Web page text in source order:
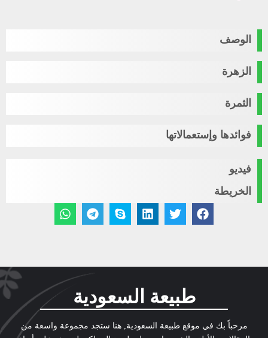
الوصف
الزهرة
الثمرة
فوائدها وإستعمالاتها
فيديو
الخريطة
طبيعة السعودية
مرحباً بك في موقع طبيعة السعودية, هنا ستجد مجموعة واسعة من